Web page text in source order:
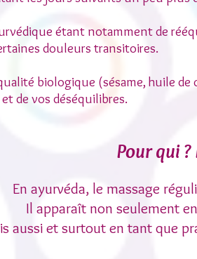
étant notamment de
douleurs transitoires.​
biologique (sésame, huile
de vos déséquilibres.
Pour qui
En ayurvéda, le massage
Il apparaît non seulement
aussi et surtout en tant que